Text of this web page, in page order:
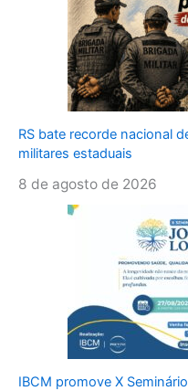
RS bate recorde nacional
militares estaduais
8 de agosto de 2026
IBCM promove X